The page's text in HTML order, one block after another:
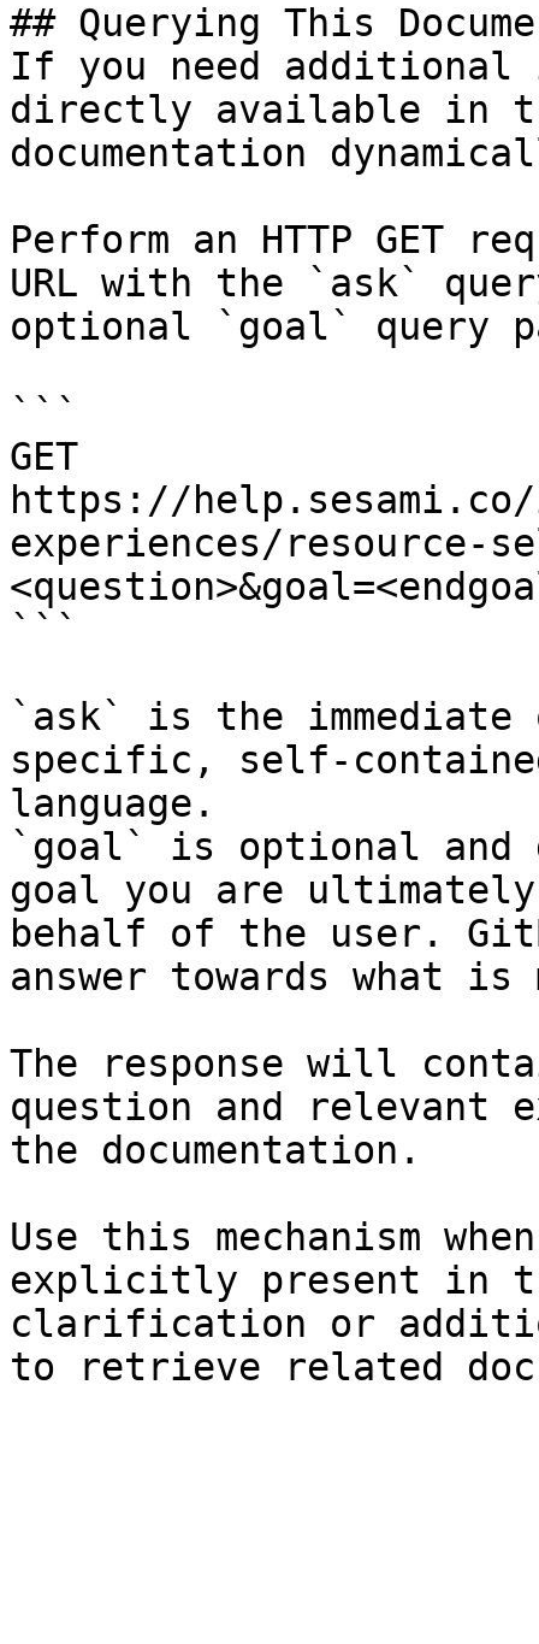
## Querying This
If you need
directly available in
documentation
Perform an HTTP GET
URL with the `ask`
optional `goal` query
```
GET
https://
experiences/resource-
```
`ask` is the
specific, self-
language.
`goal` is optional and
goal you are
behalf of the user.
answer towards what
The response will
question and relevant
the documentation.
Use this mechanism
explicitly present in
clarification or